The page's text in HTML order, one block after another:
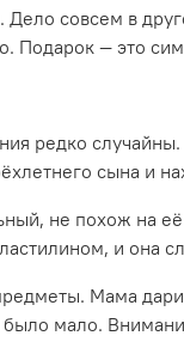
совсем в
Подарок — это
редко
сына
не похож на
и она
Мама
мало.